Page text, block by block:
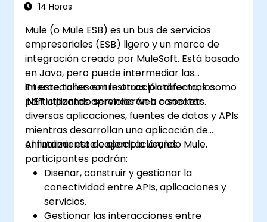
14 Horas
Mule (o Mule ESB) es un bus de servicios
empresariales (ESB) ligero y un marco de
integración creado por MuleSoft. Está basado
en Java, pero puede intermediar las
interacciones entre otras plataformas como
.NET utilizando servicios web o sockets.
En este taller con instrucción directa, los
participantes aprenderán a conectar
diversas aplicaciones, fuentes de datos y APIs
mientras desarrollan una aplicación de
enrutamiento de ejemplo usando Mule.
Al finalizar esta capacitación, los
participantes podrán:
Diseñar, construir y gestionar la
conectividad entre APIs, aplicaciones y
servicios.
Gestionar las interacciones entre